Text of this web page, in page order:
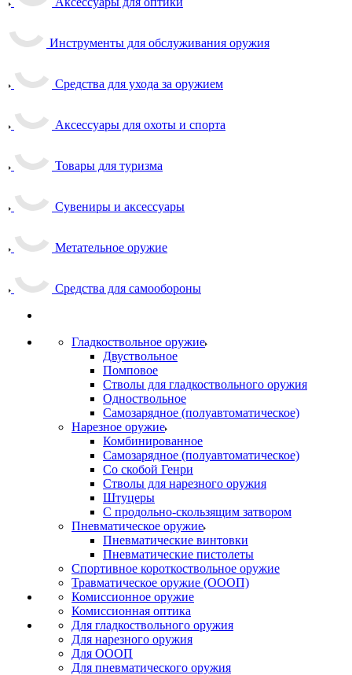
Инструменты для обслуживания оружия
Средства для ухода за оружием
Аксессуары для охоты и спорта
Товары для туризма
Сувениры и аксессуары
Метательное оружие
Средства для самообороны
Гладкоствольное оружие
Двуствольное
Помповое
Стволы для гладкоствольного оружия
Одноствольное
Самозарядное (полуавтоматическое)
Нарезное оружие
Комбинированное
Самозарядное (полуавтоматическое)
Со скобой Генри
Стволы для нарезного оружия
Штуцеры
С продольно-скользящим затвором
Пневматическое оружие
Пневматические винтовки
Пневматические пистолеты
Спортивное короткоствольное оружие
Травматическое оружие (ОООП)
Комиссионное оружие
Комиссионная оптика
Для гладкоствольного оружия
Для нарезного оружия
Для ОООП
Для пневматического оружия